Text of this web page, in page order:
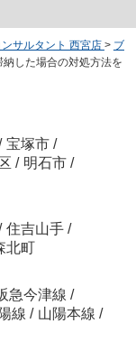
サルタント 西宮店 > ブ
した場合の対処方法を
宝塚市 /
/ 明石市 /
住吉山手 /
北町
急今津線 /
線 / 山陽本線 /